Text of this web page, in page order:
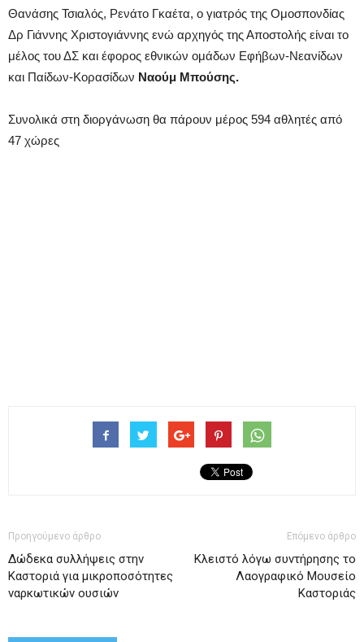
Θανάσης Τσιαλός, Ρενάτο Γκαέτα, ο γιατρός της Ομοσπονδίας
Δρ Γιάννης Χριστογιάννης ενώ αρχηγός της Αποστολής είναι το
μέλος του ΔΣ και έφορος εθνικών ομάδων Εφήβων-Νεανίδων
και Παίδων-Κορασίδων Ναούμ Μπούσης.
Συνολικά στη διοργάνωση θα πάρουν μέρος 594 αθλητές από
47 χώρες
Προηγούμενο άρθρο
Δώδεκα συλλήψεις στην
Καστοριά για μικροποσότητες
ναρκωτικών ουσιών
Επόμενο άρθρο
Κλειστό λόγω συντήρησης το
Λαογραφικό Μουσείο
Καστοριάς